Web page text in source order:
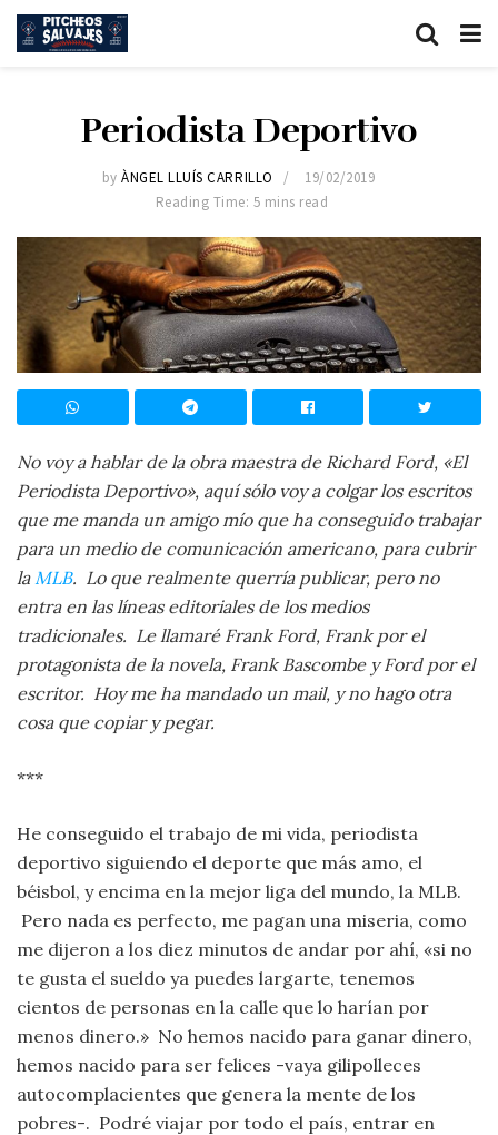
Periodista Deportivo
by ÀNGEL LLUÍS CARRILLO
19/02/2019
Reading Time: 5 mins read
No voy a hablar de la obra maestra de Richard Ford, «El
Periodista Deportivo», aquí sólo voy a colgar los escritos
que me manda un amigo mío que ha conseguido trabajar
para un medio de comunicación americano, para cubrir
la MLB. Lo que realmente querría publicar, pero no
entra en las líneas editoriales de los medios
tradicionales. Le llamaré Frank Ford, Frank por el
protagonista de la novela, Frank Bascombe y Ford por el
escritor. Hoy me ha mandado un mail, y no hago otra
cosa que copiar y pegar.
***
He conseguido el trabajo de mi vida, periodista
deportivo siguiendo el deporte que más amo, el
béisbol, y encima en la mejor liga del mundo, la MLB.
Pero nada es perfecto, me pagan una miseria, como
me dijeron a los diez minutos de andar por ahí, «si no
te gusta el sueldo ya puedes largarte, tenemos
cientos de personas en la calle que lo harían por
menos dinero.» No hemos nacido para ganar dinero,
hemos nacido para ser felices -vaya gilipolleces
autocomplacientes que genera la mente de los
pobres-. Podré viajar por todo el país, entrar en